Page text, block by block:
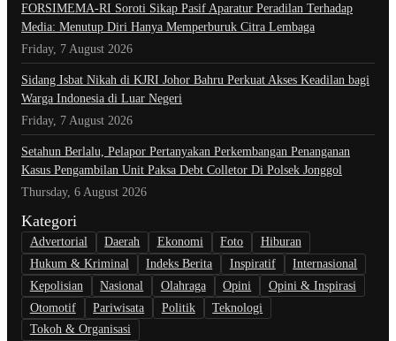
​FORSIMEMA-RI Soroti Sikap Pasif Aparatur Peradilan Terhadap
Media: Menutup Diri Hanya Memperburuk Citra Lembaga
Friday, 7 August 2026
Sidang Isbat Nikah di KJRI Johor Bahru Perkuat Akses Keadilan bagi
Warga Indonesia di Luar Negeri
Friday, 7 August 2026
Setahun Berlalu, Pelapor Pertanyakan Perkembangan Penanganan
Kasus Pengambilan Unit Paksa Debt Colletor Di Polsek Jonggol
Thursday, 6 August 2026
Kategori
Advertorial Daerah Ekonomi Foto
Hiburan
Hukum & Kriminal
Indeks Berita Inspiratif
Internasional
Kepolisian
Nasional Olahraga Opini
Opini & Inspirasi
Otomotif
Pariwisata Politik
Teknologi
Tokoh & Organisasi